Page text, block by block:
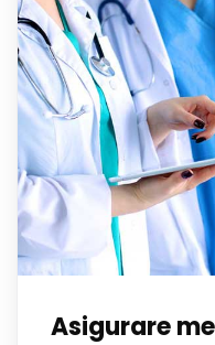
Asigurare